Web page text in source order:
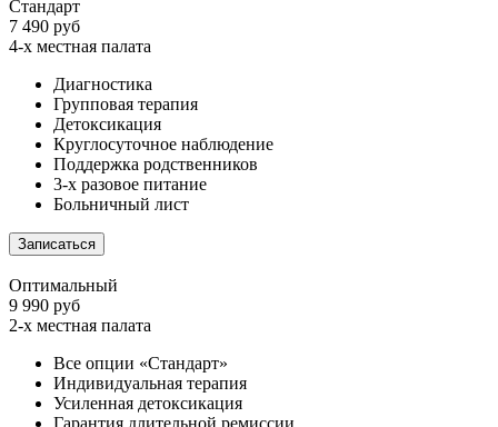
Стандарт
7 490 руб
4-х местная палата
Диагностика
Групповая терапия
Детоксикация
Круглосуточное наблюдение
Поддержка родственников
3-х разовое питание
Больничный лист
Записаться
Оптимальный
9 990 руб
2-х местная палата
Все опции «Стандарт»
Индивидуальная терапия
Усиленная детоксикация